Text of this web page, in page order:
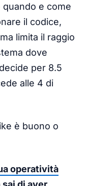
e come
il codice,
limita il raggio
dove
per 8.5
alle 4 di
è buono o
operatività